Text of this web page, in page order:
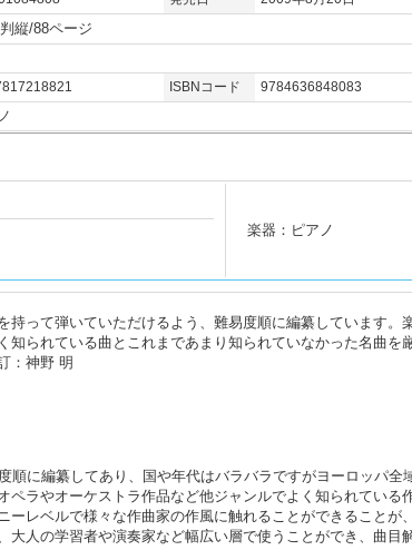
縦/88ページ
ISBNコード
9784636848083
楽器：ピアノ
持って弾いていただけるよう、難易度順に編纂しています。
られている曲とこれまであまり知られていなかった名曲を厳
：神野 明
に編纂してあり、国や年代はバラバラですがヨーロッパ全
ラやオーケストラ作品など他ジャンルでよく知られている
レベルで様々な作曲家の作風に触れることができることが
人の学習者や演奏家など幅広い層で使うことができ、曲目